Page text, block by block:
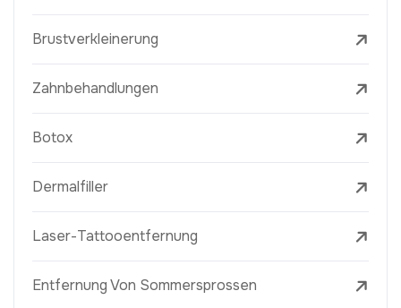
Brustverkleinerung
Zahnbehandlungen
Botox
Dermalfiller
Laser-Tattooentfernung
Entfernung Von Sommersprossen